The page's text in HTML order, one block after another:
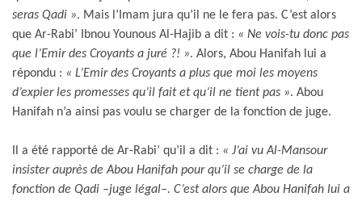
seras Qadi ». Mais l’Imam jura qu’il ne le fera pas. C’est alors
que Ar-Rabi’ Ibnou Younous Al-Hajib a dit : « Ne vois-tu donc pas
que l’Emir des Croyants a juré ?! ». Alors, Abou Hanifah lui a
répondu : « L’Emir des Croyants a plus que moi les moyens
d’expier les promesses qu’il fait et qu’il ne tient pas ». Abou
Hanifah n’a ainsi pas voulu se charger de la fonction de juge.
Il a été rapporté de Ar-Rabi’ qu’il a dit : « J’ai vu Al-Mansour
insister auprès de Abou Hanifah pour qu’il se charge de la
fonction de Qadi –juge légal–. C’est alors que Abou Hanifah lui a